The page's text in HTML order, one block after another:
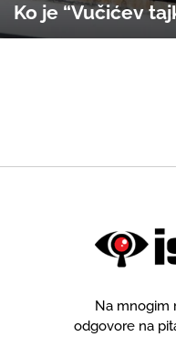
Ko je “Vučićev
kome je
Na mnogim
odgovore na